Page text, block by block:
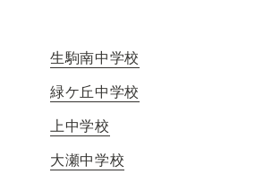
生駒南中学校
緑ケ丘中学校
上中学校
大瀬中学校